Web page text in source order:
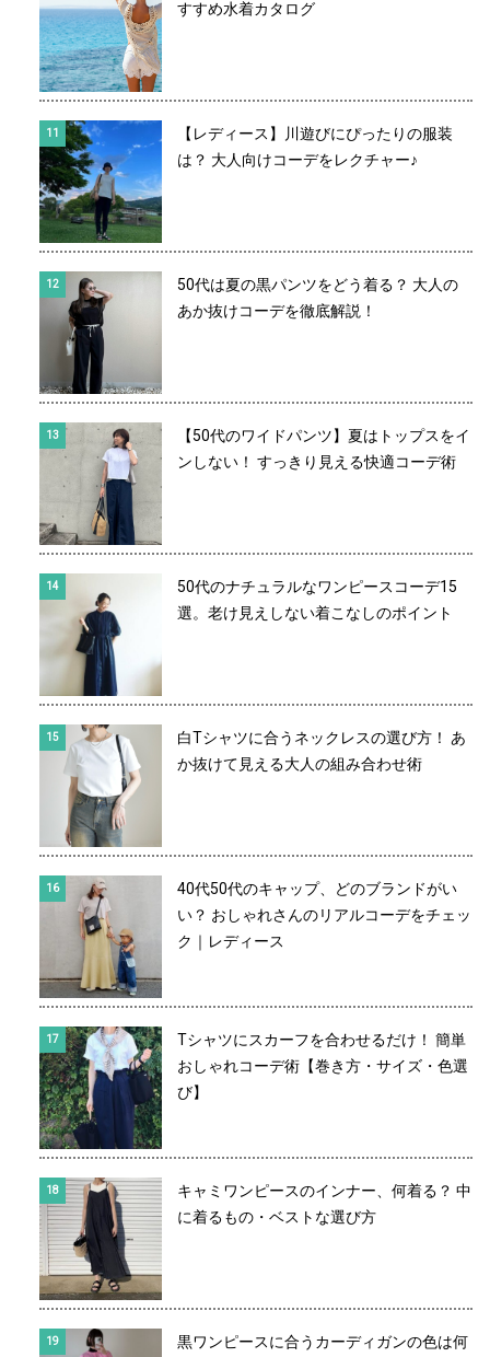
すすめ水着カタログ
【レディース】川遊びにぴったりの服装
は？ 大人向けコーデをレクチャー♪
50代は夏の黒パンツをどう着る？ 大人の
あか抜けコーデを徹底解説！
【50代のワイドパンツ】夏はトップスをイ
ンしない！ すっきり見える快適コーデ術
50代のナチュラルなワンピースコーデ15
選。老け見えしない着こなしのポイント
白Tシャツに合うネックレスの選び方！ あ
か抜けて見える大人の組み合わせ術
40代50代のキャップ、どのブランドがい
い？ おしゃれさんのリアルコーデをチェッ
ク｜レディース
Tシャツにスカーフを合わせるだけ！ 簡単
おしゃれコーデ術【巻き方・サイズ・色選
び】
キャミワンピースのインナー、何着る？ 中
に着るもの・ベストな選び方
黒ワンピースに合うカーディガンの色は何